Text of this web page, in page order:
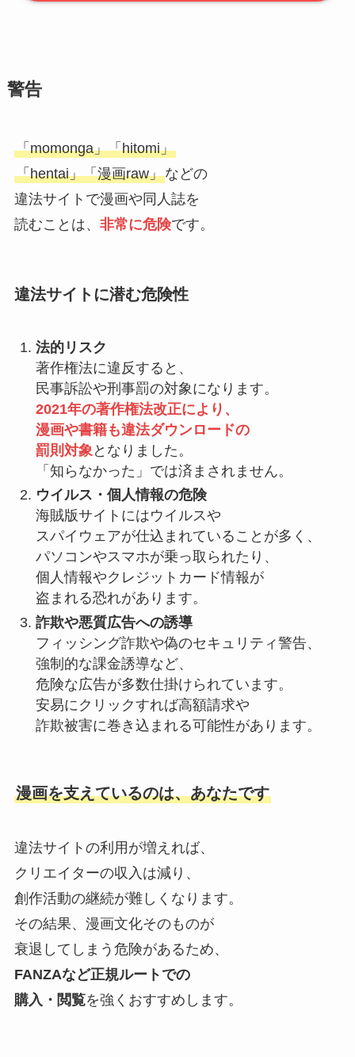
警告
「momonga」「hitomi」
「hentai」「漫画raw」などの
違法サイトで漫画や同人誌を
読むことは、 非常に危険です。
違法サイトに潜む危険性
法的リスク
著作権法に違反すると、
民事訴訟や刑事罰の対象になります。
2021年の著作権法改正により、
漫画や書籍も違法ダウンロードの
罰則対象 となりました。
「知らなかった」では済まされません。
ウイルス・個人情報の危険
海賊版サイトにはウイルスや
スパイウェアが仕込まれていることが多く、
パソコンやスマホが乗っ取られたり、
個人情報やクレジットカード情報が
盗まれる恐れがあります。
詐欺や悪質広告への誘導
フィッシング詐欺や偽のセキュリティ警告、
強制的な課金誘導など、
危険な広告が多数仕掛けられています。
安易にクリックすれば高額請求や
詐欺被害に巻き込まれる可能性があります。
漫画を支えているのは、あなたです
違法サイトの利用が増えれば、
クリエイターの収入は減り、
創作活動の継続が難しくなります。
その結果、漫画文化そのものが
衰退してしまう危険があるため、
FANZAなど正規ルートでの
購入・閲覧を強くおすすめします。